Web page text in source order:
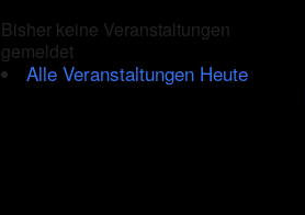
Bisher keine Veranstaltungen
gemeldet
Alle Veranstaltungen Heute